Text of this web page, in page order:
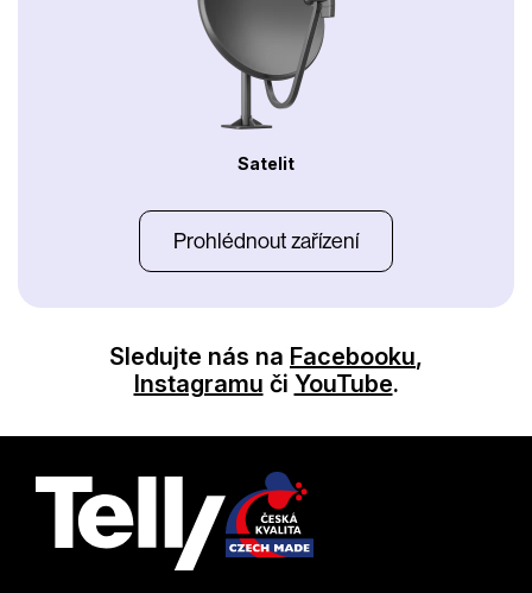
Satelit
Prohlédnout zařízení
Sledujte nás na Facebooku,
Instagramu či YouTube.